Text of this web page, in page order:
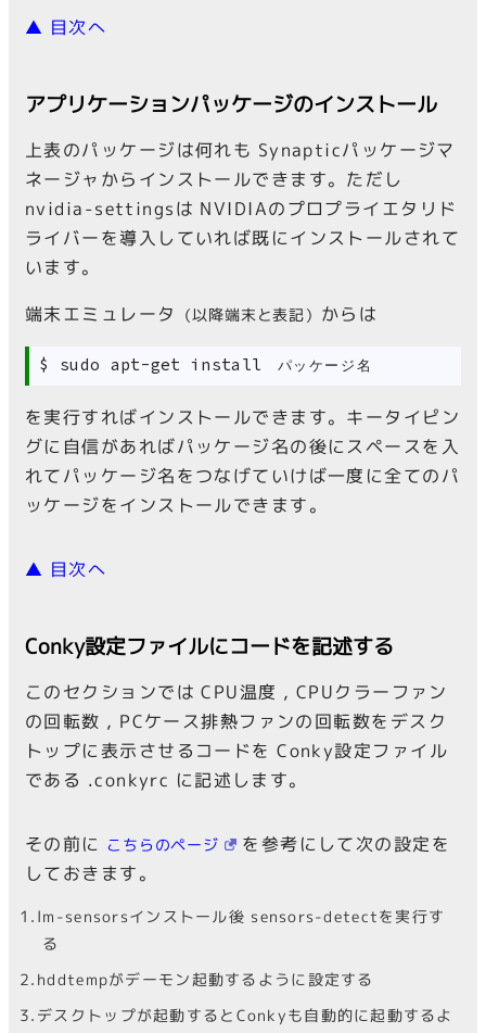
▲ 目次へ
アプリケーションパッケージのインストール
上表のパッケージは何れも Synapticパッケージマ
ネージャからインストールできます。ただし
nvidia-settingsは NVIDIAのプロプライエタリド
ライバーを導入していれば既にインストールされて
います。
端末エミュレータ （以降端末と表記） からは
$ sudo apt-get install パッケージ名
を実行すればインストールできます。キータイピン
グに自信があればパッケージ名の後にスペースを入
れてパッケージ名をつなげていけば一度に全てのパ
ッケージをインストールできます。
▲ 目次へ
Conky設定ファイルにコードを記述する
このセクションでは CPU温度 , CPUクラーファン
の回転数 , PCケース排熱ファンの回転数をデスク
トップに表示させるコードを Conky設定ファイル
である .conkyrc に記述します。
その前に こちらのページ
を参考にして次の設定を
しておきます。
lm-sensorsインストール後 sensors-detectを実行す
る
hddtempがデーモン起動するように設定する
デスクトップが起動するとConkyも自動的に起動するよ